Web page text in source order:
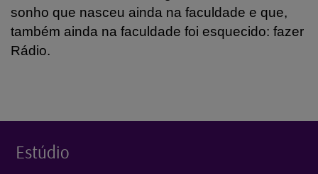
sonho que nasceu ainda na faculdade e que,
também ainda na faculdade foi esquecido: fazer
Rádio.
Estúdio